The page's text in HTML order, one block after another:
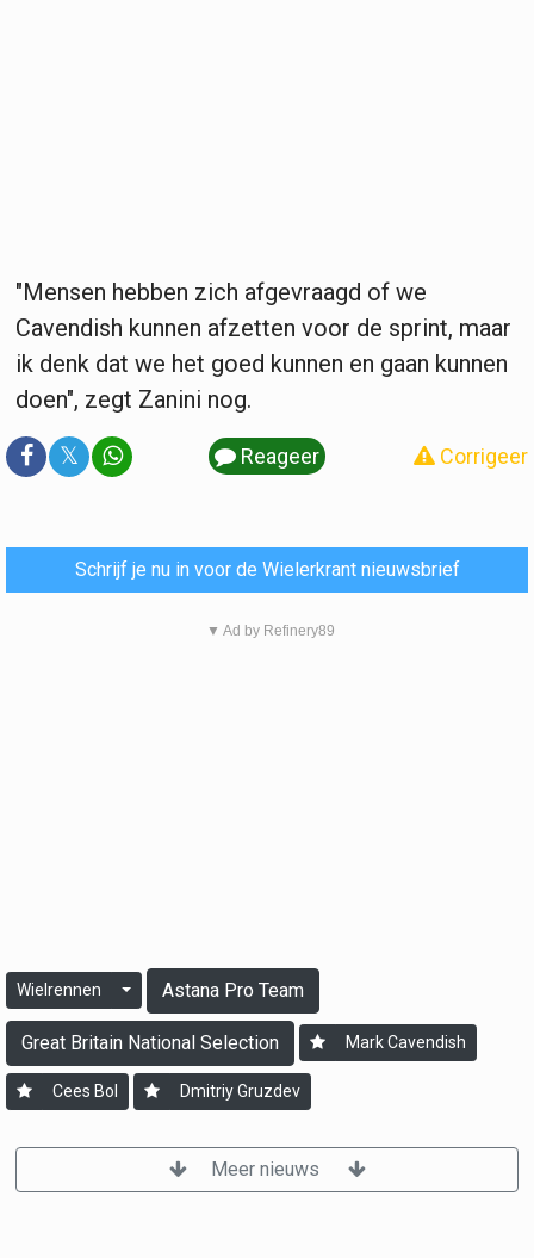
"Mensen hebben zich afgevraagd of we
Cavendish kunnen afzetten voor de sprint, maar
ik denk dat we het goed kunnen en gaan kunnen
doen", zegt Zanini nog.
𝕏 Reageer Corrigeer
Schrijf je nu in voor de Wielerkrant nieuwsbrief
▼ Ad by Refinery89
Wielrennen Astana Pro Team
Great Britain National Selection Mark Cavendish
Cees Bol Dmitriy Gruzdev
Meer nieuws